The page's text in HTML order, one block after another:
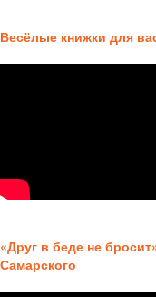
Весёлые книжки для
«Друг в беде не
Самарского